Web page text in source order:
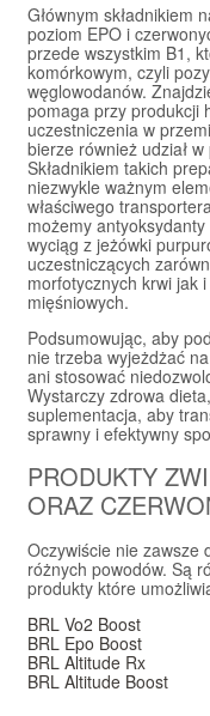
Głównym składnikiem
poziom EPO i
przede wszystkim B1,
komórkowym, czyli
węglowodanów.
pomaga przy produkcji
uczestniczenia w
bierze również udział
Składnikiem takich
niezwykle ważnym
właściwego
możemy
wyciąg z jeżówki
uczestniczących
morfotycznych krwi jak
mięśniowych.
Podsumowując, aby
nie trzeba wyjeżdżać
ani stosować
Wystarczy zdrowa
suplementacja, aby
sprawny i efektywny
PRODUKTY
ORAZ
Oczywiście nie zawsze
różnych powodów. Są
produkty które
BRL Vo2 Boost
BRL Epo Boost
BRL Altitude Rx
BRL Altitude Boost